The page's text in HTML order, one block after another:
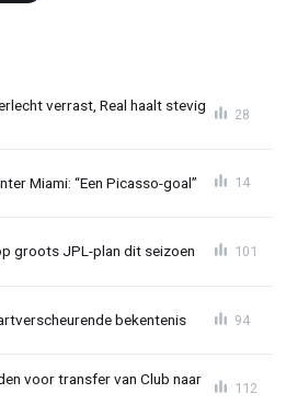
verrast, Real haalt stevig
28
Miami: “Een Picasso-goal” 14
groots JPL-plan dit seizoen 101
bekentenis 94
voor transfer van Club naar
112